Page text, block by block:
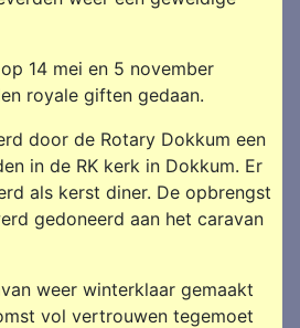
14 mei en 5 november
royale giften gedaan.
door de Rotary Dokkum een
in de RK kerk in Dokkum. Er
als kerst diner. De opbrengst
gedoneerd aan het caravan
weer winterklaar gemaakt
vol vertrouwen tegemoet